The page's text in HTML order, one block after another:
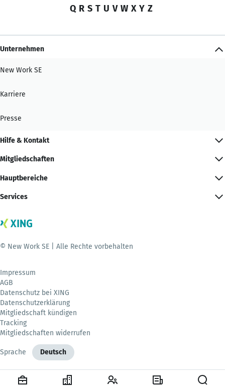
Q R S T U V W X Y Z
Unternehmen
New Work SE
Karriere
Presse
Hilfe & Kontakt
Mitgliedschaften
Hauptbereiche
Services
© New Work SE | Alle Rechte vorbehalten
Impressum
AGB
Datenschutz bei XING
Datenschutzerklärung
Mitgliedschaft kündigen
Tracking
Mitgliedschaften widerrufen
Sprache Deutsch